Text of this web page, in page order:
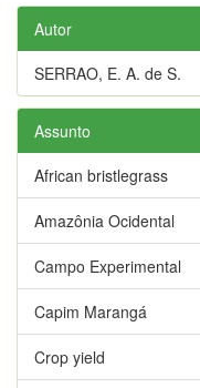
Autor
SERRAO, E. A. de S.
Assunto
African bristlegrass
Amazônia Ocidental
Campo Experimental
Capim Marangá
Crop yield